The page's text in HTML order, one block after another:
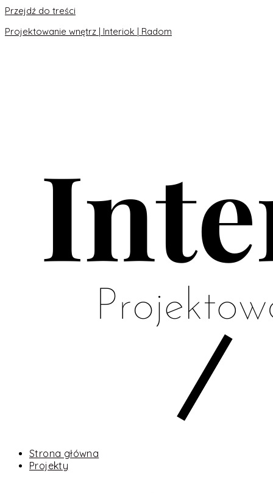
Przejdź do treści
Projektowanie wnętrz | Interiok | Radom
Strona główna
Projekty